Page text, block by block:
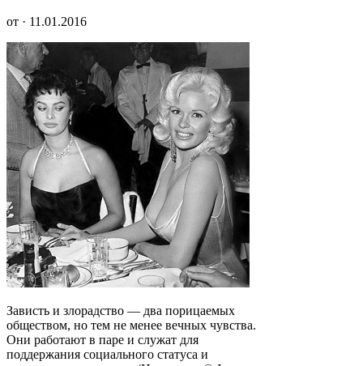
от · 11.01.2016
Зависть и злорадство — два порицаемых
обществом, но тем не менее вечных чувства.
Они работают в паре и служат для
поддержания социального статуса и